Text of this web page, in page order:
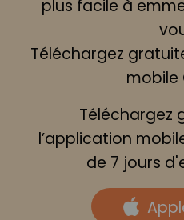
plus facile à
Téléchargez
mobile
Téléchargez
l’application
de 7 jours